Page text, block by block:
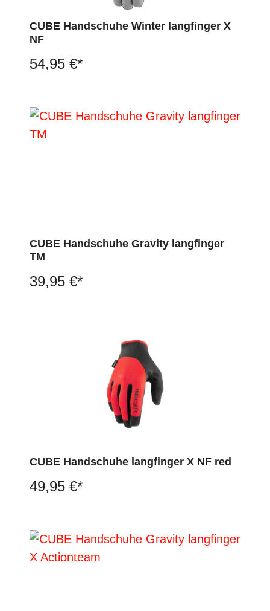
CUBE Handschuhe Winter langfinger X
NF
54,95 €*
CUBE Handschuhe Gravity langfinger
TM
39,95 €*
CUBE Handschuhe langfinger X NF red
49,95 €*